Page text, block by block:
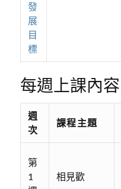
發
展
目
標
每週上課內容
週
次
課程主題
第
1
相見歡